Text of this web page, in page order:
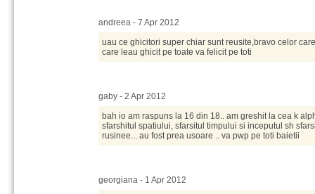
andreea - 7 Apr 2012
uau ce ghicitori super chiar sunt reusite,bravo celor
care leau ghicit pe toate va felicit pe toti
gaby - 2 Apr 2012
bah io am raspuns la 16 din 18.. am greshit la cea k
sfarshitul spatiului, sfarsitul timpului si inceputul sh
rusinee... au fost prea usoare .. va pwp pe toti baietii
georgiana - 1 Apr 2012